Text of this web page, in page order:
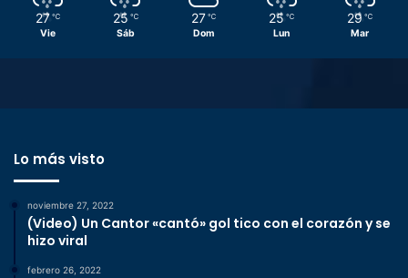
27 ℃
Vie
25 ℃
Sáb
27 ℃
Dom
25 ℃
Lun
29 ℃
Mar
Lo más visto
noviembre 27, 2022
(Video) Un Cantor «cantó» gol tico con el corazón y se
hizo viral
febrero 26, 2022